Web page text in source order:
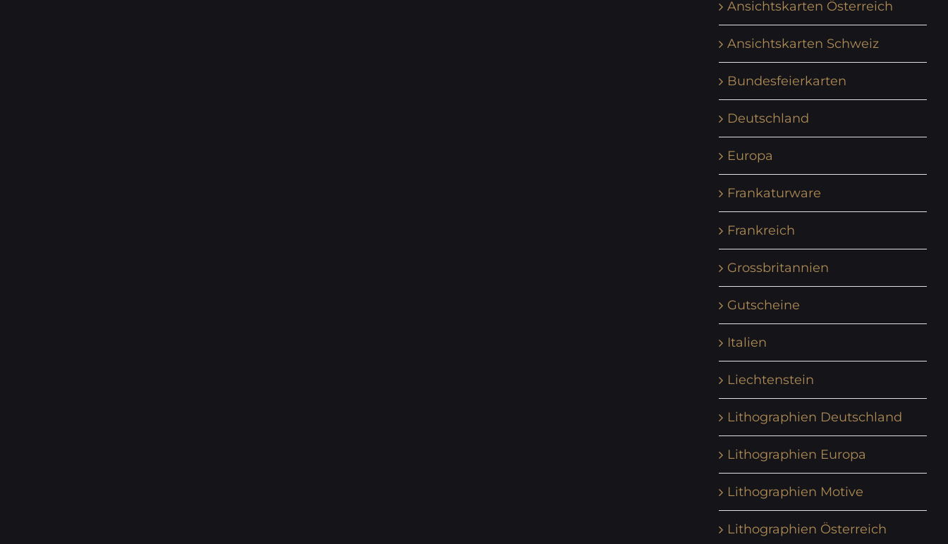
Ansichtskarten Österreich
Ansichtskarten Schweiz
Bundesfeierkarten
Deutschland
Europa
Frankaturware
Frankreich
Grossbritannien
Gutscheine
Italien
Liechtenstein
Lithographien Deutschland
Lithographien Europa
Lithographien Motive
Lithographien Österreich